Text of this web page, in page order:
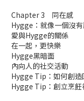
Chapter 3 同在感
Hygge：就像一個沒
愛與Hygge的關係
在一起，更快樂
Hygge黑暗面
內向人的社交活動
Hygge Tip：如何創造
Hygge Tip：創立烹飪